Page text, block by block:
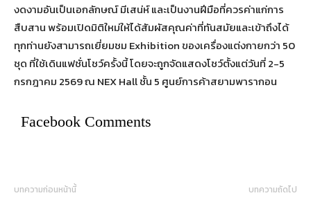
งดงามอันเป็นเอกลักษณ์ มีเสน่ห์ และเป็นงานฝีมือที่ควรค่าแก่การ
สืบสาน พร้อมเปิดมิติใหม่ให้ได้สัมผัสคุณค่าที่ทันสมัยและเข้าถึงได้
ทุกท่านยังสามารถเยี่ยมชม Exhibition ของเครื่องแต่งกายกว่า 50
ชุด ที่ใช้เดินแฟชั่นโชว์ครั้งนี้ โดยจะถูกจัดแสดงโชว์ตั้งแต่วันที่ 2-5
กรกฎาคม 2569 ณ NEX Hall ชั้น 5 ศูนย์การค้าสยามพารากอน
Facebook Comments
บทความก่อนหน้านี้ บทความถัดไป